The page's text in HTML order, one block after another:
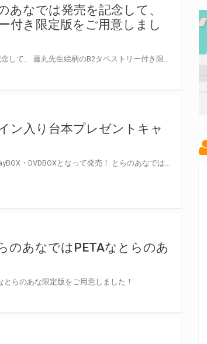
あなでは発売を記念して、
付き限定版をご用意しまし
藤丸先生の新刊が発売！ とらのあなでは発売を記念して、 藤丸先生絵柄のB2タペストリー付き限定版をご用意しました。
ン入り台本プレゼントキャ
今期話題のTVアニメ「DYNAMIC CHORD」がBlu-rayBOX・DVDBOXとなって発売！ とらのあなでは映像BOXの発売を記念して DYNAMIC CHORDキャストサイン入り台本プレゼントキャンペーンを実施致します！ [rêve parfait] ・KYOHSO・Liar-S・apple-polisher それぞれのキャスト4名のサイン入り台本と なんと！16名全員のサイン入り台本が当たるチャンス！ 下記要綱をご確認の上、奮ってご応募下さい！
のあなではPETAなとらのあ
らのあな限定版をご用意しました！